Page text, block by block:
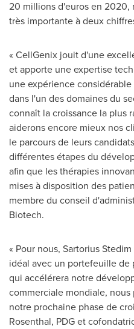
20 millions d'euros en 2020,
très importante à deux
« CellGenix jouit d'une
et apporte une expertise
une expérience
dans l'un des domaines du
connaît la croissance la plus
aiderons encore mieux nos
le parcours de leurs
différentes étapes du
afin que les thérapies
mises à disposition des
membre du conseil
Biotech.
« Pour nous, Sartorius
idéal avec un portefeuille
qui accélérera notre
commerciale mondiale,
notre prochaine phase de
Rosenthal, PDG et